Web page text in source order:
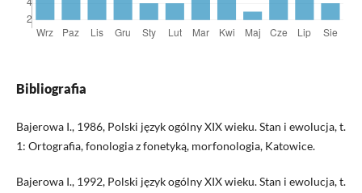
Bibliografia
Bajerowa I., 1986, Polski język ogólny XIX wieku. Stan i ewolucja, t.
1: Ortografia, fonologia z fonetyką, morfonologia, Katowice.
Bajerowa I., 1992, Polski język ogólny XIX wieku. Stan i ewolucja, t.